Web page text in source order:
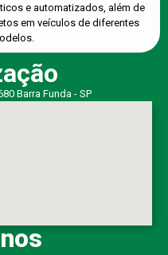
e automatizados, além de
em veículos de diferentes
Barra Funda - SP